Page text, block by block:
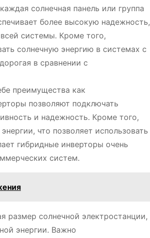
солнечная панель или группа
более высокую надежность,
системы. Кроме того,
солнечную энергию в системах с
в сравнении с
преимущества как
позволяют подключать
и надежность. Кроме того,
что позволяет использовать
гибридные инверторы очень
систем.
размер солнечной электростанции,
энергии. Важно